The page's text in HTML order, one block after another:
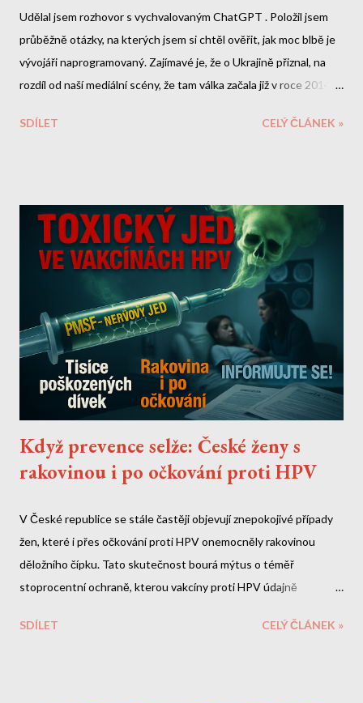
Udělal jsem rozhovor s vychvalovaným ChatGPT . Položil jsem
průběžně otázky, na kterých jsem si chtěl ověřit, jak moc blbě je
vývojáři naprogramovaný. Zajímavé je, že o Ukrajině přiznal, na
rozdíl od naší mediální scény, že tam válka začala již v roce 2014.
Zde je celý přepis naší debaty. Mé otázky a reakce jsou tučně.
SDÍLET CELÝ ČLÁNEK »
Když prevence selže: České ženy s
rakovinou i po očkování proti HPV
V České republice se stále častěji objevují znepokojivé případy
žen, které i přes očkování proti HPV onemocněly rakovinou
děložního čípku. Tato skutečnost bourá mýtus o téměř
stoprocentní ochraně, kterou vakcíny proti HPV údajně
objeveny toxické látky, které výrobci zatajili. Toxický koktejl ve
SDÍLET CELÝ ČLÁNEK »